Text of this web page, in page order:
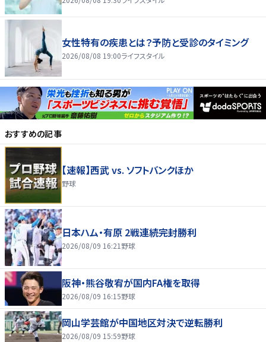
女性特有の疾患とは？予防と受診のタイミング
2026/08/08 19:00ライフスタイル
おすすめの記事
【速報】西武 vs. ソフトバンクほか
野球
日本ハム・有原 2戦連続完封勝利
2026/08/09 16:21 野球
阪神・熊谷敬宥が国内FA権を取得
2026/08/09 16:15野球
岡山学芸館が中国地区対決で逆転勝利
2026/08/09 15:59野球